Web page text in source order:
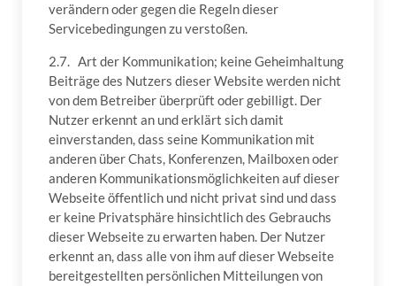
verändern oder gegen die Regeln dieser
Servicebedingungen zu verstoßen.
2.7. Art der Kommunikation; keine Geheimhaltung
Beiträge des Nutzers dieser Website werden nicht
von dem Betreiber überprüft oder gebilligt. Der
Nutzer erkennt an und erklärt sich damit
einverstanden, dass seine Kommunikation mit
anderen über Chats, Konferenzen, Mailboxen oder
anderen Kommunikationsmöglichkeiten auf dieser
Webseite öffentlich und nicht privat sind und dass
er keine Privatsphäre hinsichtlich des Gebrauchs
dieser Webseite zu erwarten haben. Der Nutzer
erkennt an, dass alle von ihm auf dieser Webseite
bereitgestellten persönlichen Mitteilungen von